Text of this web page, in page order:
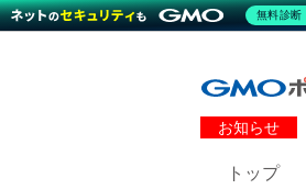
お知らせ
トップ
無料診断